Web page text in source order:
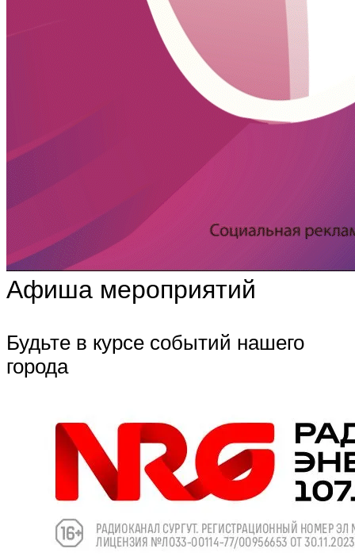
Афиша мероприятий
Будьте в курсе событий нашего
города